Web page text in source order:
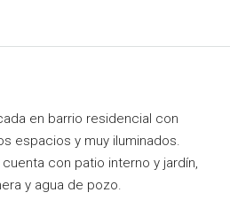
en barrio residencial con
espacios y muy iluminados.
con patio interno y jardín,
y agua de pozo.